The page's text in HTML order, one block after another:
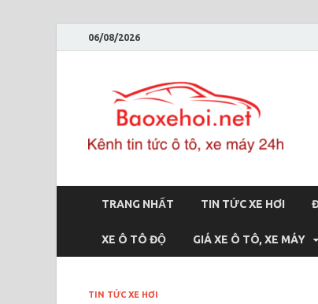
06/08/2026
TRANG NHẤT TIN TỨC XE HƠI
XE Ô TÔ ĐỘ GIÁ XE Ô TÔ, XE MÁY
TIN TỨC XE HƠI